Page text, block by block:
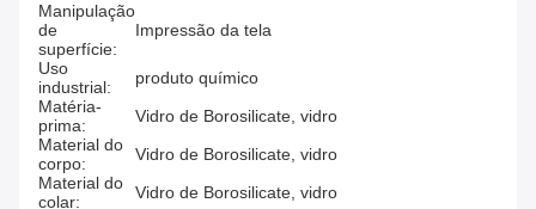
Manipulação
de
superfície:
Impressão da tela
Uso
industrial:
produto químico
Matéria-
prima:
Vidro de Borosilicate, vidro
Material do
corpo:
Vidro de Borosilicate, vidro
Material do
colar:
Vidro de Borosilicate, vidro